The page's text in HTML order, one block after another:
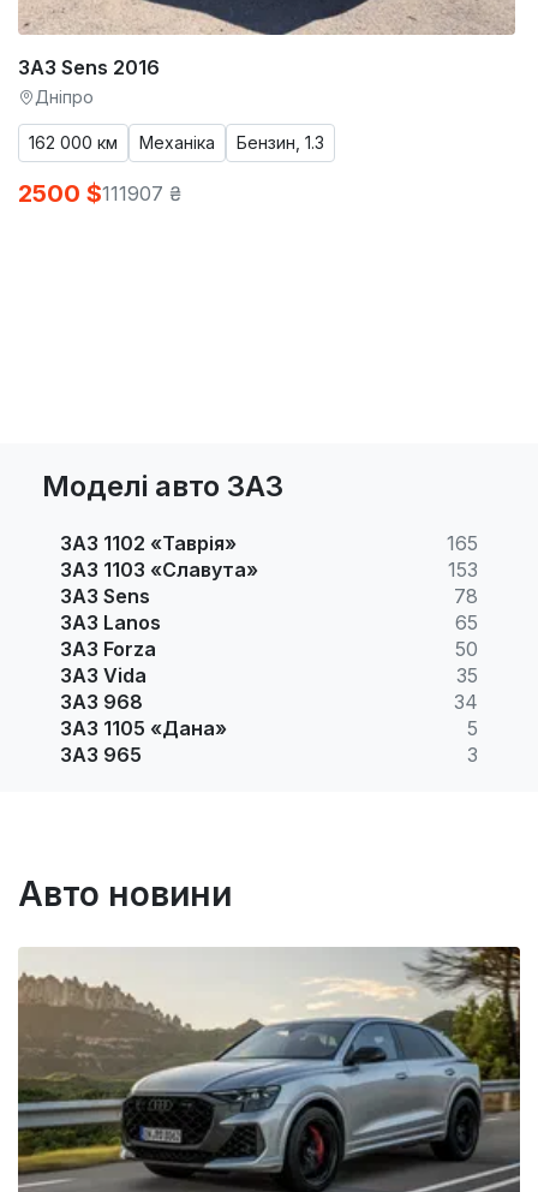
ЗАЗ Sens 2016
Дніпро
162 000 км Механіка Бензин, 1.3
2500 $111907 ₴
Моделі авто ЗАЗ
ЗАЗ 1102 «Таврія»
165
ЗАЗ 1103 «Славута»
153
ЗАЗ Sens
78
ЗАЗ Lanos
65
ЗАЗ Forza
50
ЗАЗ Vida
35
ЗАЗ 968
34
ЗАЗ 1105 «Дана»
5
ЗАЗ 965
3
Авто новини